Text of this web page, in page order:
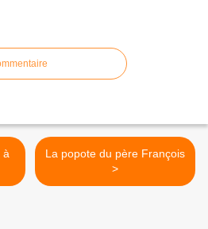
La popote du père François
>